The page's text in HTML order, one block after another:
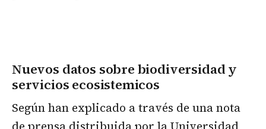
Nuevos datos sobre biodiversidad y
servicios ecosistemicos
Según han explicado a través de una nota
de prensa distribuida por la Universidad